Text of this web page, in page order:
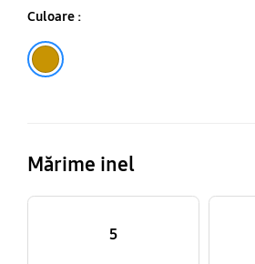
Culoare :
Mărime inel
5